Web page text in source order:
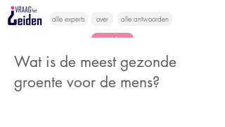
alle experts over alle antwoorden
vragen lessen
Vraag het
Wat is de meest gezonde
groente voor de mens?